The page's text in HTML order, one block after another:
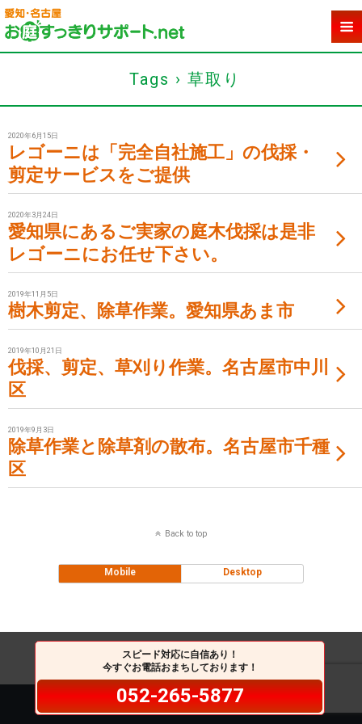
Tags › 草取り
2020年6月15日
レゴーニは「完全自社施工」の伐採・
剪定サービスをご提供
2020年3月24日
愛知県にあるご実家の庭木伐採は是非
レゴーニにお任せ下さい。
2019年11月5日
樹木剪定、除草作業。愛知県あま市
2019年10月21日
伐採、剪定、草刈り作業。名古屋市中川
区
2019年9月3日
除草作業と除草剤の散布。名古屋市千種
区
Back to top
Mobile Desktop
スピード対応に自信あり！
今すぐお電話おまちしております！
052-265-5877